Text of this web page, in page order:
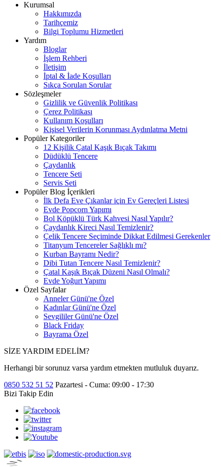
Kurumsal
Hakkımızda
Tarihçemiz
Bilgi Toplumu Hizmetleri
Yardım
Bloglar
İşlem Rehberi
İletişim
İptal & İade Koşulları
Sıkça Sorulan Sorular
Sözleşmeler
Gizlilik ve Güvenlik Politikası
Çerez Politikası
Kullanım Koşulları
Kişisel Verilerin Korunması Aydınlatma Metni
Popüler Kategoriler
12 Kişilik Çatal Kaşık Bıçak Takımı
Düdüklü Tencere
Çaydanlık
Tencere Seti
Servis Seti
Popüler Blog İçerikleri
İlk Defa Eve Çıkanlar için Ev Gereçleri Listesi
Evde Popcorn Yapımı
Bol Köpüklü Türk Kahvesi Nasıl Yapılır?
Çaydanlık Kireci Nasıl Temizlenir?
Çelik Tencere Seçiminde Dikkat Edilmesi Gerekenler
Titanyum Tencereler Sağlıklı mı?
Kurban Bayramı Nedir?
Dibi Tutan Tencere Nasıl Temizlenir?
Çatal Kaşık Bıçak Düzeni Nasıl Olmalı?
Evde Yoğurt Yapımı
Özel Sayfalar
Anneler Günü'ne Özel
Kadınlar Günü'ne Özel
Sevgililer Günü'ne Özel
Black Friday
Bayrama Özel
SİZE YARDIM EDELİM?
Herhangi bir sorunuz varsa yardım etmekten mutluluk duyarız.
0850 532 51 52 Pazartesi - Cuma: 09:00 - 17:30
Bizi Takip Edin